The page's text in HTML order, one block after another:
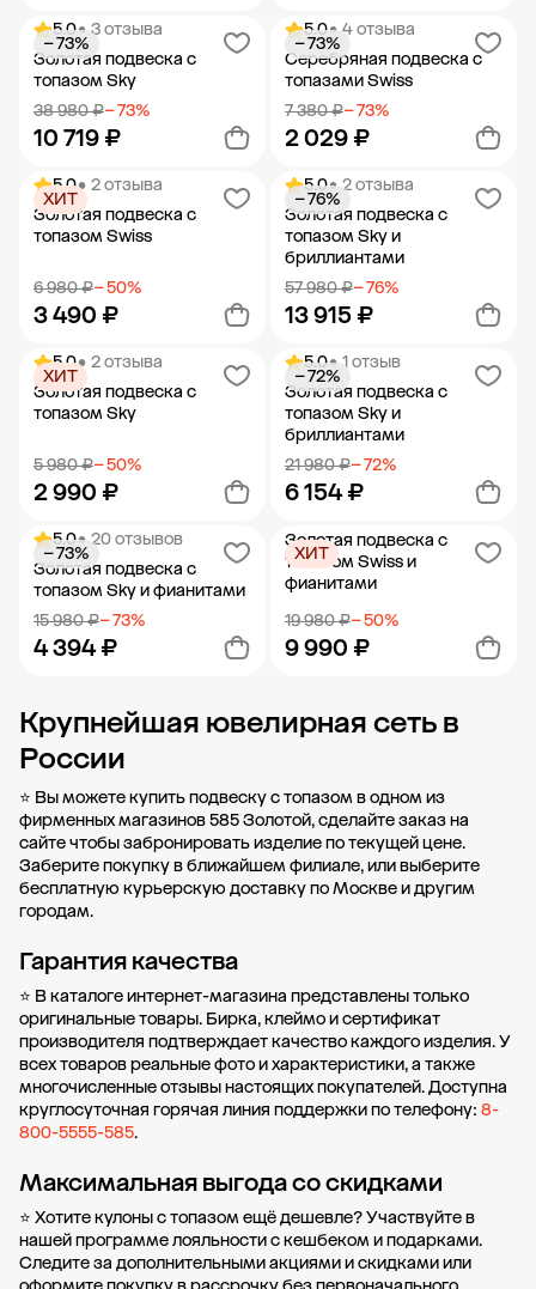
Добавить в корзину Добавить в корзину
5.0• 3 отзыва
Золотая подвеска с
топазом Sky
38 980 ₽− 73%
10 719 ₽
− 73%
Добавить в корзину
5.0• 4 отзыва
Серебряная подвеска с
топазами Swiss
7 380 ₽− 73%
2 029 ₽
− 73%
Добавить в корзину
5.0• 2 отзыва
Золотая подвеска с
топазом Swiss
6 980 ₽− 50%
3 490 ₽
ХИТ
Добавить в корзину
5.0• 2 отзыва
Золотая подвеска с
топазом Sky и
бриллиантами
57 980 ₽− 76%
13 915 ₽
− 76%
Добавить в корзину
5.0• 2 отзыва
Золотая подвеска с
топазом Sky
5 980 ₽− 50%
2 990 ₽
ХИТ
Добавить в корзину
5.0• 1 отзыв
Золотая подвеска с
топазом Sky и
бриллиантами
21 980 ₽− 72%
6 154 ₽
− 72%
Добавить в корзину
5.0• 20 отзывов
Золотая подвеска с
топазом Sky и фианитами
15 980 ₽− 73%
4 394 ₽
− 73%
Добавить в корзину
Золотая подвеска с
топазом Swiss и
фианитами
19 980 ₽− 50%
9 990 ₽
ХИТ
Добавить в корзину
Крупнейшая ювелирная сеть в
России
⭐ Вы можете купить подвеску с топазом в одном из
фирменных магазинов 585 Золотой, сделайте заказ на
сайте чтобы забронировать изделие по текущей цене.
Заберите покупку вближайшем филиале, или выберите
бесплатную курьерскую доставку по Москве и другим
городам.
Гарантия качества
⭐ В каталоге интернет-магазина представлены только
оригинальные товары. Бирка, клеймо и сертификат
производителя подтверждает качество каждого изделия. У
всех товаров реальные фото и характеристики, а также
многочисленные отзывы настоящих покупателей. Доступна
круглосуточная горячая линия поддержки по телефону: 8-
800-5555-585.
Максимальная выгода со скидками
⭐ Хотите кулоны с топазом ещё дешевле? Участвуйте в
нашейпрограмме лояльностис кешбеком и подарками.
Следите за дополнительнымиакциями и скидкамиили